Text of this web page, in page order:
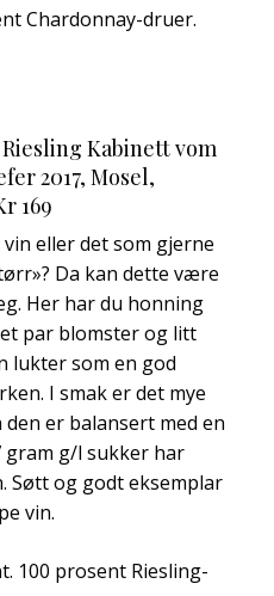
Chardonnay-druer.
Kabinett vom
2017, Mosel,
169
eller det som gjerne
Da kan dette være
Her har du honning
par blomster og litt
lukter som en god
I smak er det mye
den er balansert med en
gram g/l sukker har
Søtt og godt eksemplar
vin.
100 prosent Riesling-